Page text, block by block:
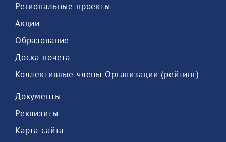
Региональные проекты
Акции
Образование
Доска почета
Коллективные члены Организации (рейтинг)
Документы
Реквизиты
Карта сайта